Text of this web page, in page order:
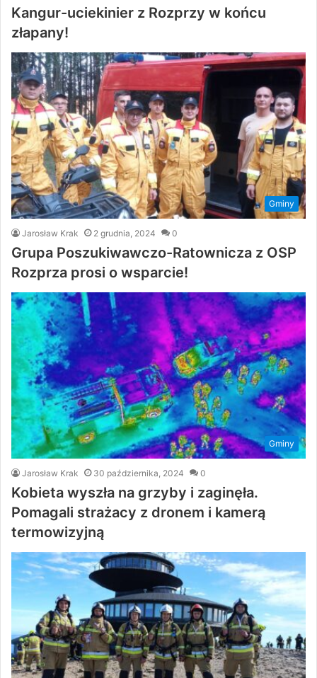
Kangur-uciekinier z Rozprzy w końcu
złapany!
Gminy
Jarosław Krak 2 grudnia, 2024 0
Grupa Poszukiwawczo-Ratownicza z OSP
Rozprza prosi o wsparcie!
Gminy
Jarosław Krak 30 października, 2024 0
Kobieta wyszła na grzyby i zaginęła.
Pomagali strażacy z dronem i kamerą
termowizyjną